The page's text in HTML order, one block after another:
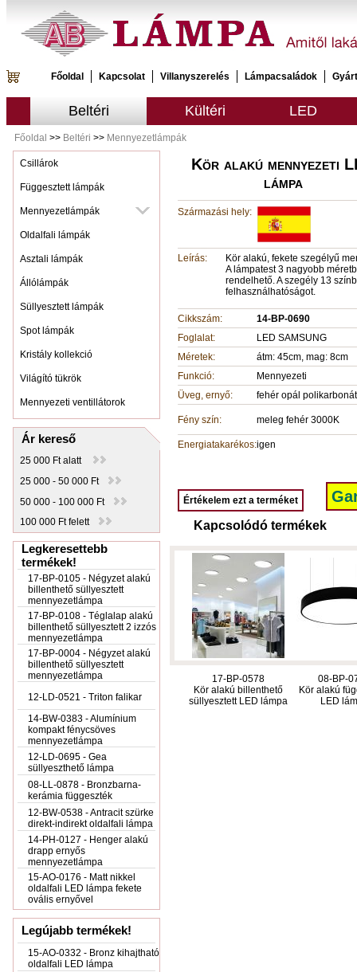
Főoldal Kapcsolat Villanyszerelés Lámpacsaládok
Beltéri Kültéri LED
Főoldal >> Beltéri >> Mennyezetlámpák
Csillárok
Függesztett lámpák
Mennyezetlámpák
Oldalfali lámpák
Asztali lámpák
Állólámpák
Süllyesztett lámpák
Spot lámpák
Kristály kollekció
Világító tükrök
Mennyezeti ventillátorok
Ár kereső
25 000 Ft alatt
25 000 - 50 000 Ft
50 000 - 100 000 Ft
100 000 Ft felett
Legkeresettebb
termékek!
17-BP-0105 - Négyzet alakú
billenthető süllyesztett
mennyezetlámpa
17-BP-0108 - Téglalap alakú
billenthető süllyesztett 2 izzós
mennyezetlámpa
17-BP-0004 - Négyzet alakú
billenthető süllyesztett
mennyezetlámpa
12-LD-0521 - Triton falikar
14-BW-0383 - Alumínium
kompakt fénycsöves
mennyezetlámpa
12-LD-0695 - Gea
süllyeszthető lámpa
08-LL-0878 - Bronzbarna-
kerámia függeszték
12-BW-0538 - Antracit szürke
direkt-indirekt oldalfali lámpa
14-PH-0127 - Henger alakú
drapp ernyős
mennyezetlámpa
15-AO-0176 - Matt nikkel
oldalfali LED lámpa fekete
ovális ernyővel
Legújabb termékek!
15-AO-0332 - Bronz kihajtható
oldalfali LED lámpa
Kör alakú mennyezeti
lámpa
Származási hely:
Leírás:
Kör alakú, fekete szegélyű
A lámpatest 3 nagyobb
rendelhető. A szegély 13
felhasználhatóságot.
Cikkszám:
14-BP-0690
Foglalat:
LED SAMSUNG
Méretek:
átm: 45cm, mag: 8cm
Funkció:
Mennyezeti
Üveg, ernyő:
fehér opál polikarbonát
Fény szín: meleg fehér 3000K
Energiatakarékos:igen
Értékelem ezt a terméket
Kapcsolódó termékek
17-BP-0578
Kör alakú billenthető
süllyesztett LED lámpa
08-BP-
Kör alakú
LED